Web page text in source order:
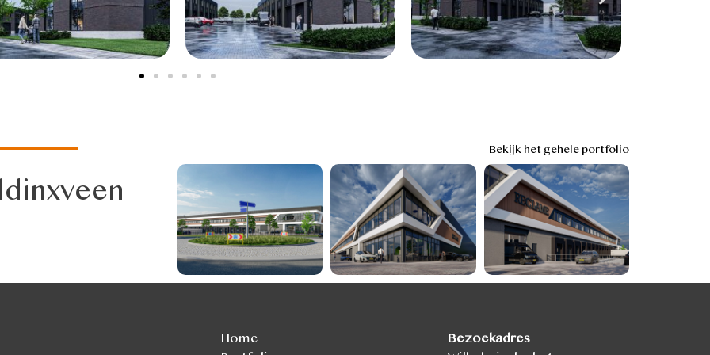
Bekijk het gehele portfolio
Home
Bezoekadres